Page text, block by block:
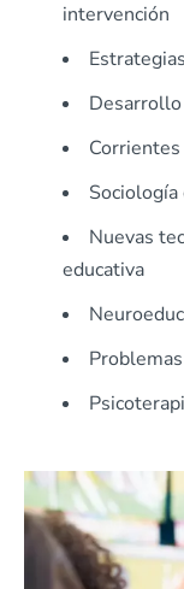
intervención
Sociología
Nuevas
educativa